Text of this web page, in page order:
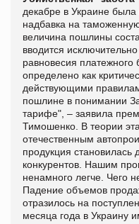
декабре в Украине
надбавка на
величина пошлины
вводится
равновесия платежного
определено как
действующими
пошлине в понимании
тарифе", – заявила
Тимошенко. В теории
отечественным
продукция
конкурентов. Нашим
ненамного легче. Чего
Падение объемов
отразилось на
месяца года в Украину